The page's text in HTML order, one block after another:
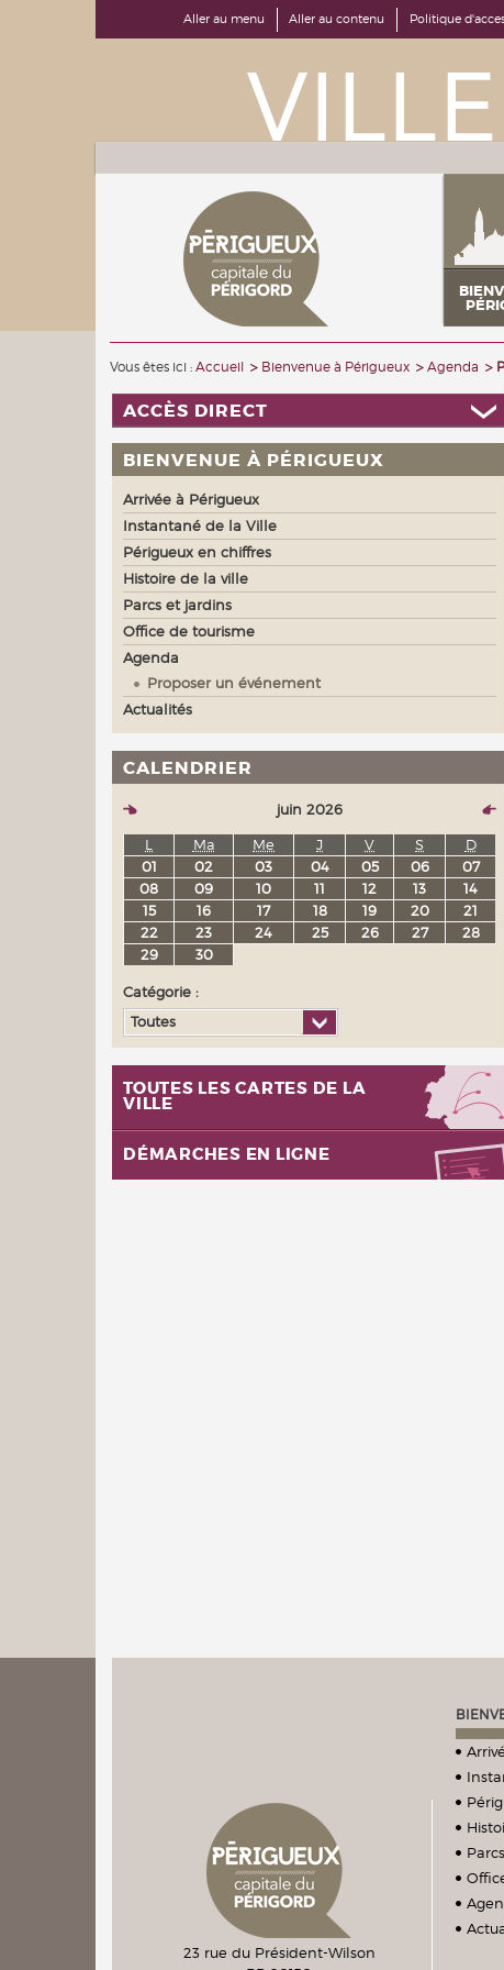
Aller au menu Aller au contenu Politique
Vous êtes ici : Accueil Bienvenue à Périgueux Agenda
ACCÈS DIRECT
BIENVENUE À PÉRIGUEUX
Arrivée à Périgueux
Instantané de la Ville
Périgueux en chiffres
Histoire de la ville
Parcs et jardins
Office de tourisme
Agenda
Proposer un événement
Actualités
CALENDRIER
juin 2026
L
Ma Me J V S
D
01
02 03 04 05 06
07
08
09 10 11 12 13
14
15
16 17 18 19 20
21
22
23 24 25 26 27
28
29
30
Catégorie :
Toutes
TOUTES LES CARTES DE LA
VILLE
DÉMARCHES EN LIGNE
23 rue du Président-Wilson